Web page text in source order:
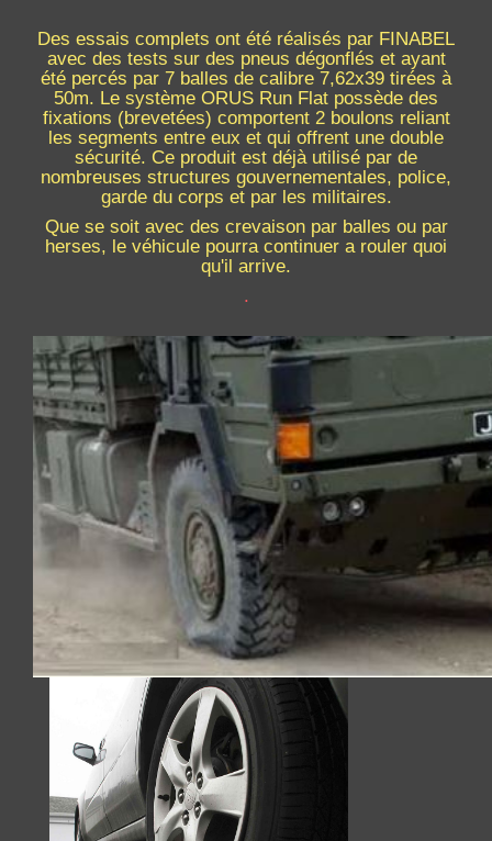
Des essais complets ont été réalisés par FINABEL
avec des tests sur des pneus dégonflés et ayant
été percés par 7 balles de calibre 7,62x39 tirées à
50m. Le système ORUS Run Flat possède des
fixations (brevetées) comportent 2 boulons reliant
les segments entre eux et qui offrent une double
sécurité. Ce produit est déjà utilisé par de
nombreuses structures gouvernementales, police,
garde du corps et par les militaires.
Que se soit avec des crevaison par balles ou par
herses, le véhicule pourra continuer a rouler quoi
qu'il arrive.
.